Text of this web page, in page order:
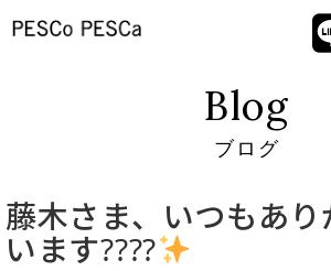
Blog
ブログ
藤木さま、いつもあ
います????